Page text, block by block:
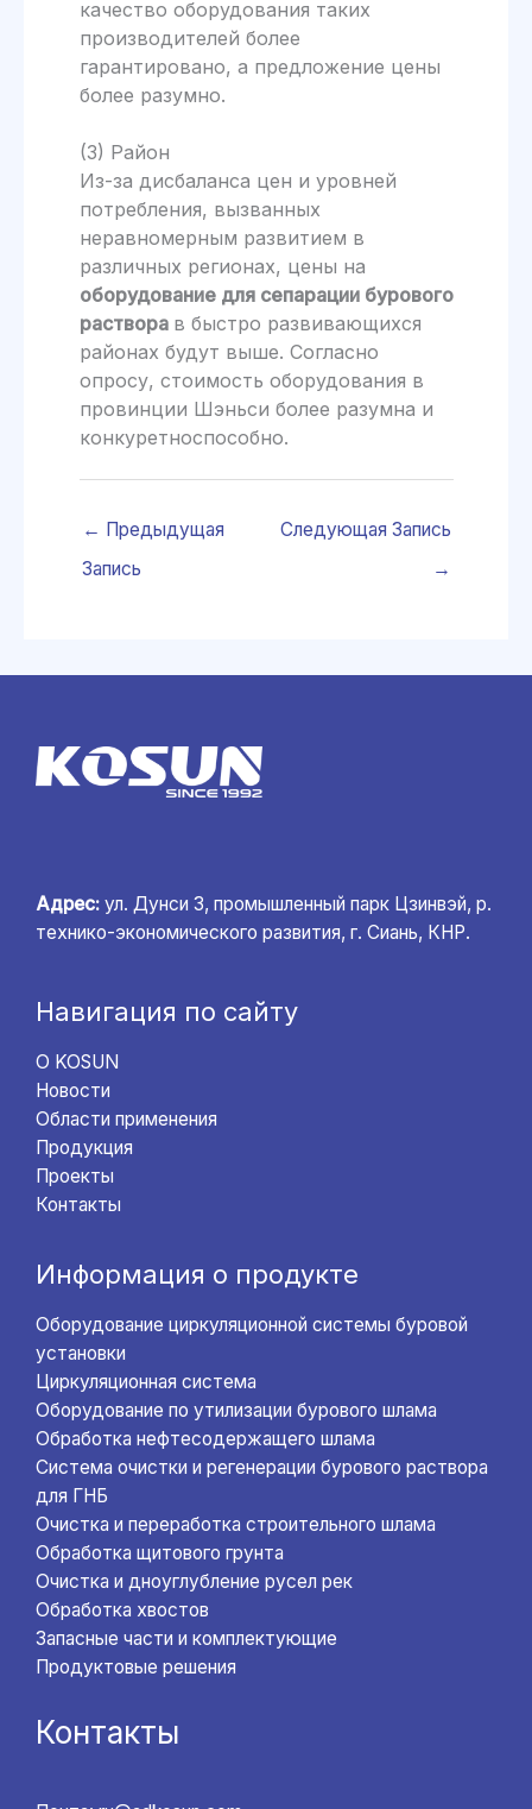
качество оборудования таких
производителей более
гарантировано, а предложение цены
более разумно.
(3) Район
Из-за дисбаланса цен и уровней
потребления, вызванных
неравномерным развитием в
различных регионах, цены на
оборудование для сепарации бурового
раствора в быстро развивающихся
районах будут выше. Согласно
опросу, стоимость оборудования в
провинции Шэньси более разумна и
конкуретноспособно.
← Предыдущая
Запись
Следующая Запись
→
Адрес: ул. Дунси 3, промышленный парк Цзинвэй, р.
технико-экономического развития, г. Сиань, КНР.
Навигация по сайту
О KOSUN
Новости
Области применения
Продукция
Проекты
Контакты
Информация о продукте
Оборудование циркуляционной системы буровой
установки
Циркуляционная система
Оборудование по утилизации бурового шлама
Обработка нефтесодержащего шлама
Система очистки и регенерации бурового раствора
для ГНБ
Очистка и переработка строительного шлама
Обработка щитового грунта
Очистка и дноуглубление русел рек
Обработка хвостов
Запасные части и комплектующие
Продуктовые решения
Контакты